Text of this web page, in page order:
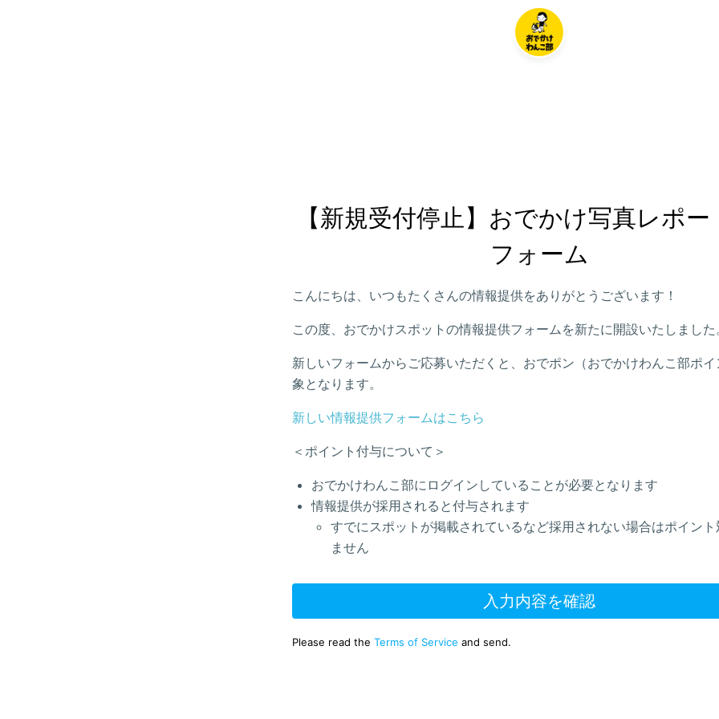
【新規受付停止】おでかけ写真レポー
フォーム
こんにちは、いつもたくさんの情報提供をありがとうございます！
この度、おでかけスポットの情報提供フォームを新たに開設いたしました
新しいフォームからご応募いただくと、おでポン（おでかけわんこ部ポ
象となります。
新しい情報提供フォームはこちら
＜ポイント付与について＞
おでかけわんこ部にログインしていることが必要となります
情報提供が採用されると付与されます
すでにスポットが掲載されているなど採用されない場合はポイント
ません
入力内容を確認
Please read the Terms of Service and send.